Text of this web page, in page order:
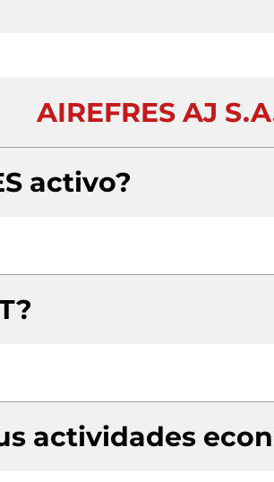
AIREFRES AJ
activo?
actividades